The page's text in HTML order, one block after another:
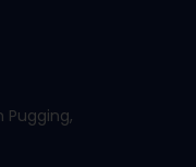
Pugging,